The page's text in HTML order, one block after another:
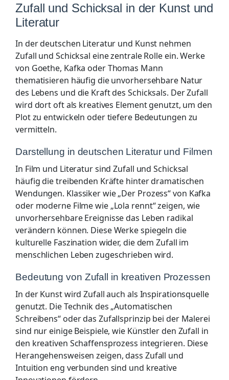
Zufall und Schicksal in der Kunst und
Literatur
In der deutschen Literatur und Kunst nehmen
Zufall und Schicksal eine zentrale Rolle ein. Werke
von Goethe, Kafka oder Thomas Mann
thematisieren häufig die unvorhersehbare Natur
des Lebens und die Kraft des Schicksals. Der Zufall
wird dort oft als kreatives Element genutzt, um den
Plot zu entwickeln oder tiefere Bedeutungen zu
vermitteln.
Darstellung in deutschen Literatur und Filmen
In Film und Literatur sind Zufall und Schicksal
häufig die treibenden Kräfte hinter dramatischen
Wendungen. Klassiker wie „Der Prozess“ von Kafka
oder moderne Filme wie „Lola rennt“ zeigen, wie
unvorhersehbare Ereignisse das Leben radikal
verändern können. Diese Werke spiegeln die
kulturelle Faszination wider, die dem Zufall im
menschlichen Leben zugeschrieben wird.
Bedeutung von Zufall in kreativen Prozessen
In der Kunst wird Zufall auch als Inspirationsquelle
genutzt. Die Technik des „Automatischen
Schreibens“ oder das Zufallsprinzip bei der Malerei
sind nur einige Beispiele, wie Künstler den Zufall in
den kreativen Schaffensprozess integrieren. Diese
Herangehensweisen zeigen, dass Zufall und
Intuition eng verbunden sind und kreative